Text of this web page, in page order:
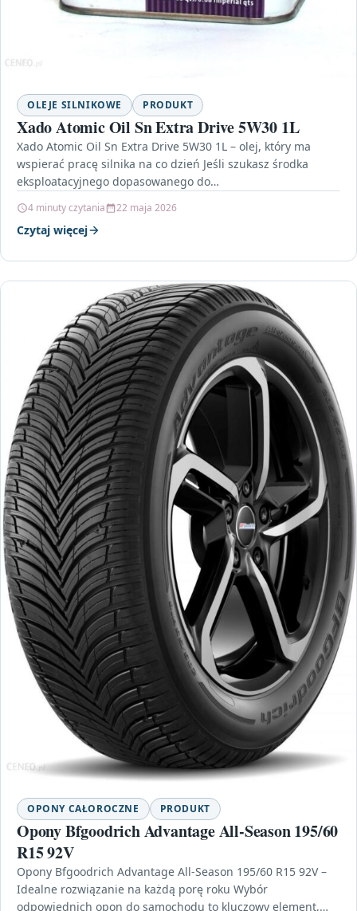
OLEJE SILNIKOWE PRODUKT
Xado Atomic Oil Sn Extra Drive 5W30 1L
Xado Atomic Oil Sn Extra Drive 5W30 1L – olej, który ma
wspierać pracę silnika na co dzień Jeśli szukasz środka
eksploatacyjnego dopasowanego do…
4 minuty czytania 22 maja 2026
Czytaj więcej
OPONY CAŁOROCZNE PRODUKT
Opony Bfgoodrich Advantage All-Season 195/60
R15 92V
Opony Bfgoodrich Advantage All-Season 195/60 R15 92V –
Idealne rozwiązanie na każdą porę roku Wybór
odpowiednich opon do samochodu to kluczowy element,